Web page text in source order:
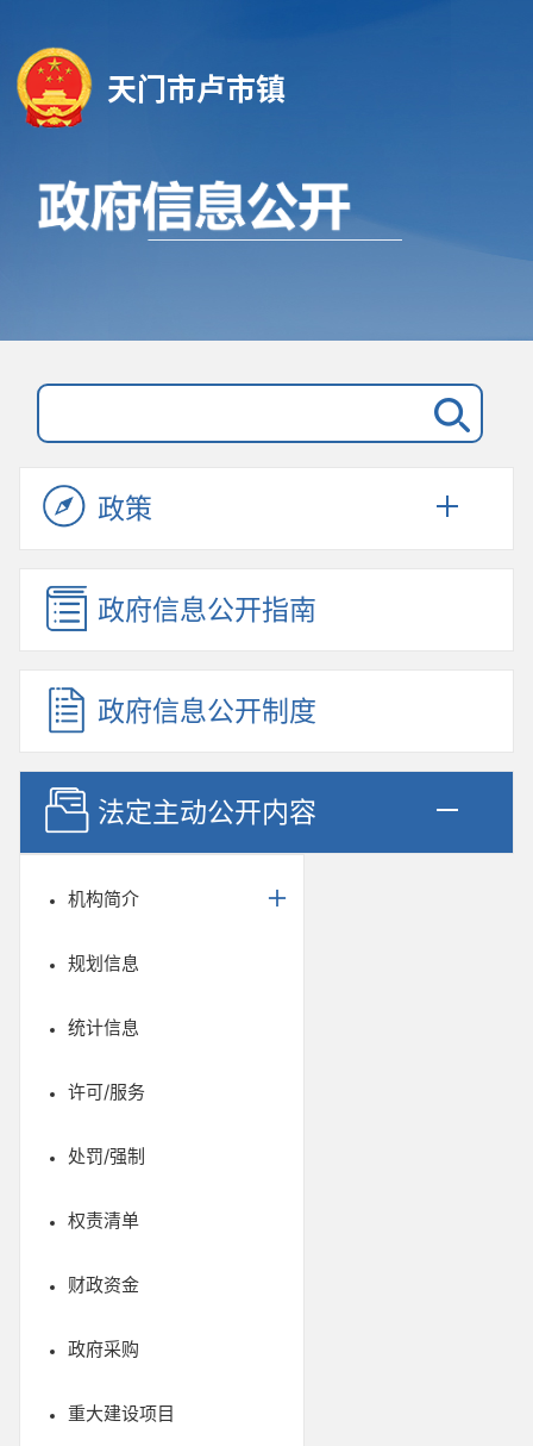
天门市卢市镇
政策
政府信息公开指南
政府信息公开制度
法定主动公开内容
机构简介
规划信息
统计信息
许可/服务
处罚/强制
权责清单
财政资金
政府采购
重大建设项目